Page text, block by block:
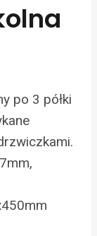
po 3 półki